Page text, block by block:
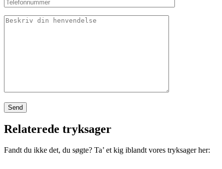
Relaterede tryksager
Fandt du ikke det, du søgte? Ta’ et kig iblandt vores tryksager her: